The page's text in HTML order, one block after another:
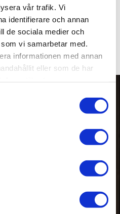
vår trafik. Vi
identifierare och annan
de sociala medier och
vi samarbetar med.
informationen med annan
eller som de har